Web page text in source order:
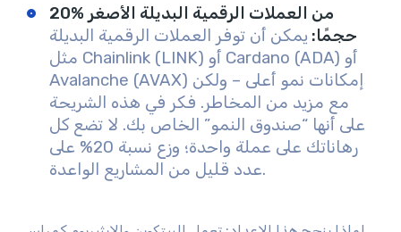
20% من العملات الرقمية البديلة الأصغر
حجمًا: يمكن أن توفر العملات الرقمية البديلة
مثل Chainlink (LINK) أو Cardano (ADA) أو
Avalanche (AVAX) إمكانات نمو أعلى – ولكن
مع مزيد من المخاطر. فكر في هذه الشريحة
على أنها “صندوق النمو” الخاص بك. لا تضع كل
رهاناتك على عملة واحدة؛ وزع نسبة 20% على
عدد قليل من المشاريع الواعدة.